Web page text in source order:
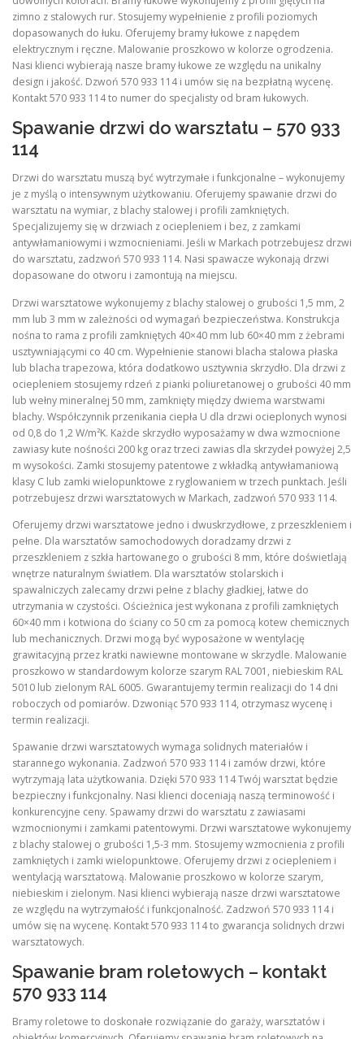
zimno z stalowych rur. Stosujemy wypełnienie z profili poziomych
dopasowanych do łuku. Oferujemy bramy łukowe z napędem
elektrycznym i ręczne. Malowanie proszkowo w kolorze ogrodzenia.
Nasi klienci wybierają nasze bramy łukowe ze względu na unikalny
design i jakość. Dzwoń 570 933 114 i umów się na bezpłatną wycenę.
Kontakt 570 933 114 to numer do specjalisty od bram łukowych.
Spawanie drzwi do warsztatu – 570 933
114
Drzwi do warsztatu muszą być wytrzymałe i funkcjonalne – wykonujemy
je z myślą o intensywnym użytkowaniu. Oferujemy spawanie drzwi do
warsztatu na wymiar, z blachy stalowej i profili zamkniętych.
Specjalizujemy się w drzwiach z ociepleniem i bez, z zamkami
antywłamaniowymi i wzmocnieniami. Jeśli w Markach potrzebujesz drzwi
do warsztatu, zadzwoń 570 933 114. Nasi spawacze wykonają drzwi
dopasowane do otworu i zamontują na miejscu.
Drzwi warsztatowe wykonujemy z blachy stalowej o grubości 1,5 mm, 2
mm lub 3 mm w zależności od wymagań bezpieczeństwa. Konstrukcja
nośna to rama z profili zamkniętych 40×40 mm lub 60×40 mm z żebrami
usztywniającymi co 40 cm. Wypełnienie stanowi blacha stalowa płaska
lub blacha trapezowa, która dodatkowo usztywnia skrzydło. Dla drzwi z
ociepleniem stosujemy rdzeń z pianki poliuretanowej o grubości 40 mm
lub wełny mineralnej 50 mm, zamknięty między dwiema warstwami
blachy. Współczynnik przenikania ciepła U dla drzwi ocieplonych wynosi
od 0,8 do 1,2 W/m²K. Każde skrzydło wyposażamy w dwa wzmocnione
zawiasy kute nośności 200 kg oraz trzeci zawias dla skrzydeł powyżej 2,5
m wysokości. Zamki stosujemy patentowe z wkładką antywłamaniową
klasy C lub zamki wielopunktowe z ryglowaniem w trzech punktach. Jeśli
potrzebujesz drzwi warsztatowych w Markach, zadzwoń 570 933 114.
Oferujemy drzwi warsztatowe jedno i dwuskrzydłowe, z przeszkleniem i
pełne. Dla warsztatów samochodowych doradzamy drzwi z
przeszkleniem z szkła hartowanego o grubości 8 mm, które doświetlają
wnętrze naturalnym światłem. Dla warsztatów stolarskich i
spawalniczych zalecamy drzwi pełne z blachy gładkiej, łatwe do
utrzymania w czystości. Ościeżnica jest wykonana z profili zamkniętych
60×40 mm i kotwiona do ściany co 50 cm za pomocą kotew chemicznych
lub mechanicznych. Drzwi mogą być wyposażone w wentylację
grawitacyjną przez kratki nawiewne montowane w skrzydle. Malowanie
proszkowo w standardowym kolorze szarym RAL 7001, niebieskim RAL
5010 lub zielonym RAL 6005. Gwarantujemy termin realizacji do 14 dni
roboczych od pomiarów. Dzwoniąc 570 933 114, otrzymasz wycenę i
termin realizacji.
Spawanie drzwi warsztatowych wymaga solidnych materiałów i
starannego wykonania. Zadzwoń 570 933 114 i zamów drzwi, które
wytrzymają lata użytkowania. Dzięki 570 933 114 Twój warsztat będzie
bezpieczny i funkcjonalny. Nasi klienci doceniają naszą terminowość i
konkurencyjne ceny. Spawamy drzwi do warsztatu z zawiasami
wzmocnionymi i zamkami patentowymi. Drzwi warsztatowe wykonujemy
z blachy stalowej o grubości 1,5-3 mm. Stosujemy wzmocnienia z profili
zamkniętych i zamki wielopunktowe. Oferujemy drzwi z ociepleniem i
wentylacją warsztatową. Malowanie proszkowo w kolorze szarym,
niebieskim i zielonym. Nasi klienci wybierają nasze drzwi warsztatowe
ze względu na wytrzymałość i funkcjonalność. Zadzwoń 570 933 114 i
umów się na wycenę. Kontakt 570 933 114 to gwarancja solidnych drzwi
warsztatowych.
Spawanie bram roletowych – kontakt
570 933 114
Bramy roletowe to doskonałe rozwiązanie do garaży, warsztatów i